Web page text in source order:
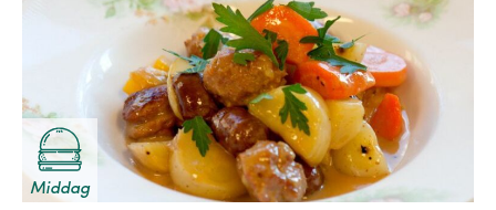
Middag